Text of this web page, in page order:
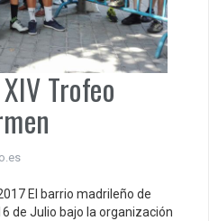
Trofeo
El barrio madrileño de
de Julio bajo la organización